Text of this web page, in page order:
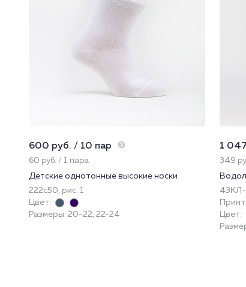
600 руб. / 10 пар
60 руб. / 1 пара
Детские однотонные высокие носки
222с50, рис. 1
Цвет:
Размеры: 20-22, 22-24
1
349
43КЛ-
Принт:
Цвет: